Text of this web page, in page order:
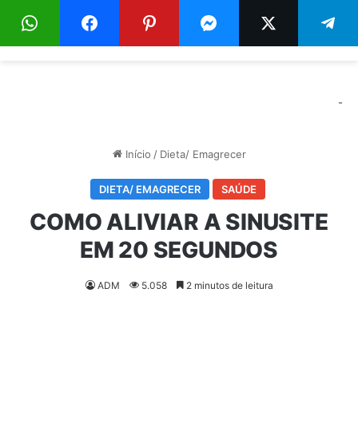
Menu
-
Início / Dieta/ Emagrecer
DIETA/ EMAGRECER SAÚDE
COMO ALIVIAR A SINUSITE
EM 20 SEGUNDOS
ADM 5.058 2 minutos de leitura